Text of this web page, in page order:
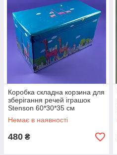
Коробка складна корзина для
зберігання речей іграшок
Stenson 60*30*35 см
WW01365 блакитна
Немає в наявності
480 ₴